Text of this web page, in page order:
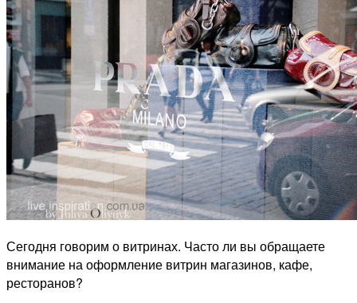
Сегодня говорим о витринах. Часто ли вы обращаете
внимание на оформление витрин магазинов, кафе,
ресторанов?